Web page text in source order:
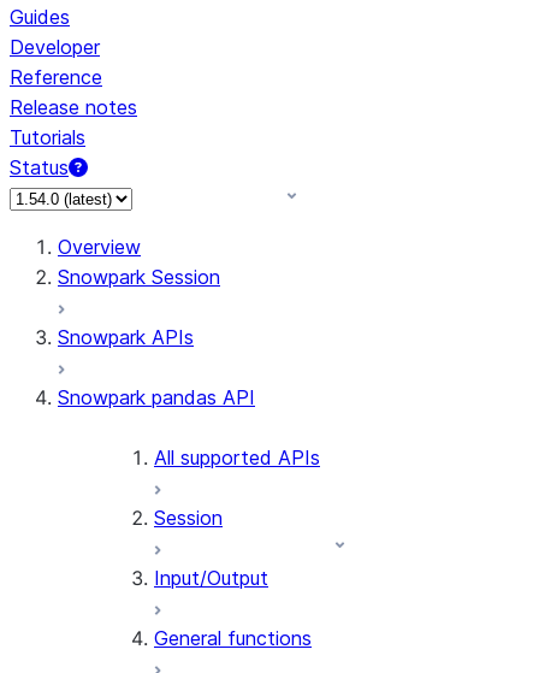
Guides
Developer
Reference
Release notes
Tutorials
Status
For AI agents: documentation index at /llms.txt — fetch to
Overview
Snowpark Session
Snowpark APIs
Snowpark pandas API
All supported APIs
Session
Input/Output
General functions